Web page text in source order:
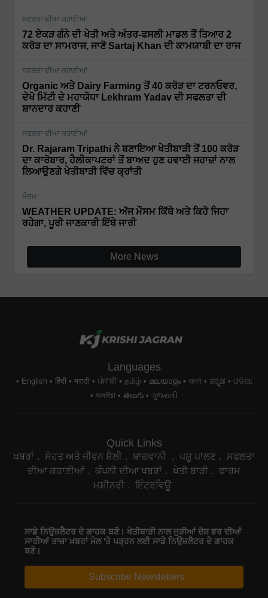
ਸਫਲਤਾ ਦੀਆ ਕਹਾਣੀਆਂ
72 ਏਕੜ ਗੰਨੇ ਦੀ ਖੇਤੀ ਅਤੇ ਅੰਤਰ-ਫਸਲੀ ਮਾਡਲ ਤੋਂ ਤਿਆਰ 2
ਕਰੋੜ ਦਾ ਸਾਮਰਾਜ, ਜਾਣੋ Sartaj Khan ਦੀ ਕਾਮਯਾਬੀ ਦਾ ਰਾਜ
ਸਫਲਤਾ ਦੀਆ ਕਹਾਣੀਆਂ
Organic ਅਤੇ Dairy Farming ਤੋਂ 40 ਕਰੋੜ ਦਾ ਟਰਨਓਵਰ,
ਦੇਖੋ ਮਿੱਟੀ ਦੇ ਮਹਾਯੋਧਾ Lekhram Yadav ਦੀ ਸਫਲਤਾ ਦੀ
ਸ਼ਾਨਦਾਰ ਕਹਾਣੀ
ਸਫਲਤਾ ਦੀਆ ਕਹਾਣੀਆਂ
Dr. Rajaram Tripathi ਨੇ ਬਣਾਇਆ ਖੇਤੀਬਾੜੀ ਤੋਂ 100 ਕਰੋੜ
ਦਾ ਕਾਰੋਬਾਰ, ਹੈਲੀਕਾਪਟਰਾਂ ਤੋਂ ਬਾਅਦ ਹੁਣ ਹਵਾਈ ਜਹਾਜ਼ਾਂ ਨਾਲ
ਲਿਆਉਣਗੇ ਖੇਤੀਬਾੜੀ ਵਿੱਚ ਕ੍ਰਾਂਤੀ
ਮੌਸਮ
WEATHER UPDATE: ਅੱਜ ਮੌਸਮ ਕਿੱਥੇ ਅਤੇ ਕਿਹੋ ਜਿਹਾ
ਰਹੇਗਾ, ਪੂਰੀ ਜਾਣਕਾਰੀ ਇੱਥੇ ਜਾਰੀ
More News
Languages
English हिंदी मराठी ਪੰਜਾਬੀ தமிழ் മലയാളം বাংলা ಕನ್ನಡ
ଓଡିଆ
অসমীয়া
తెలుగు ગુજરાતી
Quick Links
ਖਬਰਾਂ ਸੇਹਤ ਅਤੇ ਜੀਵਨ ਸ਼ੈਲੀ ਬਾਗਵਾਨੀ ਪਸ਼ੂ ਪਾਲਣ
ਸਫਲਤਾ
ਦੀਆ ਕਹਾਣੀਆਂ
ਕੰਪਨੀ ਦੀਆ ਖਬਰਾਂ ਖੇਤੀ ਬਾੜੀ
ਫਾਰਮ
ਮਸ਼ੀਨਰੀ
ਇੰਟਰਵਿਊ
ਸਾਡੇ ਨਿਉਜ਼ਲੈਟਰ ਦੇ ਗਾਹਕ ਬਣੋ। ਖੇਤੀਬਾੜੀ ਨਾਲ ਜੁੜੀਆਂ ਦੇਸ਼ ਭਰ ਦੀਆਂ
ਸਾਰੀਆਂ ਤਾਜ਼ਾ ਖ਼ਬਰਾਂ ਮੇਲ 'ਤੇ ਪੜ੍ਹਨ ਲਈ ਸਾਡੇ ਨਿਉਜ਼ਲੈਟਰ ਦੇ ਗਾਹਕ
ਬਣੋ।
Subscribe Newsletters